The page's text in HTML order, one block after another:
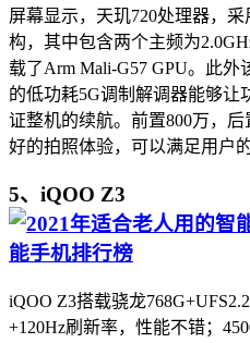
屏幕显示，天玑720处理器，
构，其中包含两个主频为
载了Arm Mali-G57 GPU。此
的低功耗5G调制解调器能够让
证整机的续航。前置800万，
好的拍照体验，可以满足用户
5、iQOO Z3
iQOO Z3搭载骁龙
+120Hz刷新率，性能不错；